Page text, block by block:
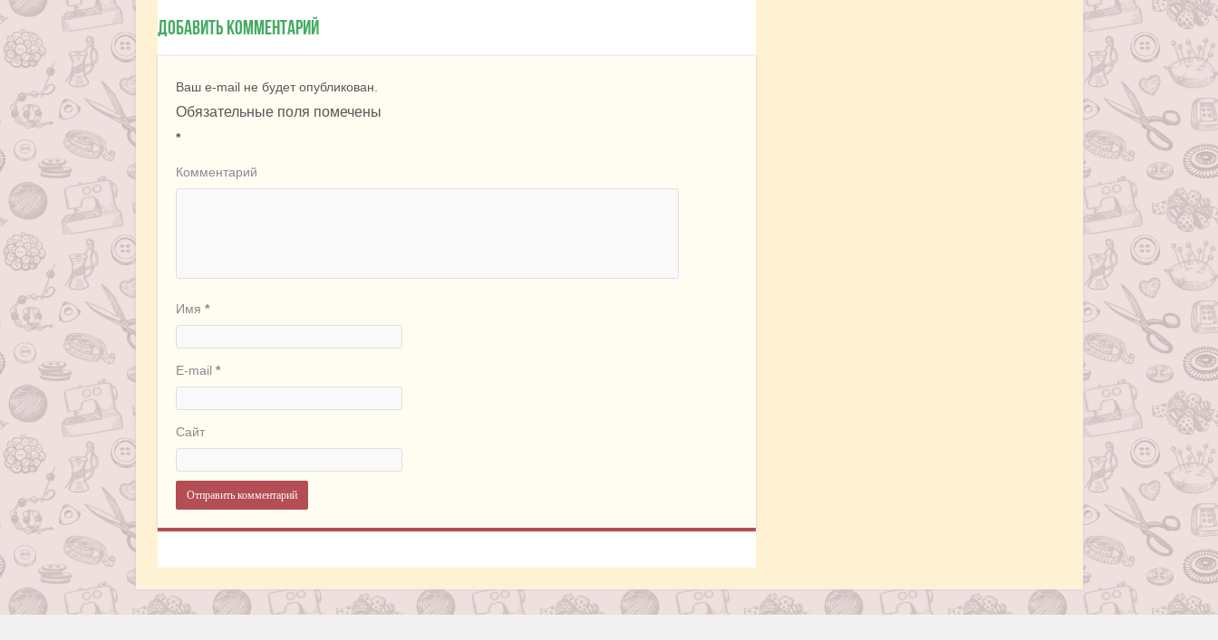
Добавить комментарий
Ваш e-mail не будет опубликован.
Обязательные поля помечены
*
Комментарий
Имя *
E-mail *
Сайт